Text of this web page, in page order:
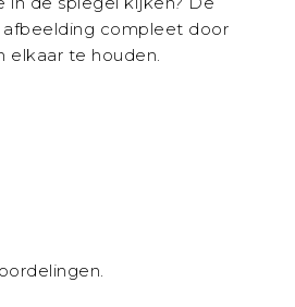
afbeelding compleet door
elkaar te houden.